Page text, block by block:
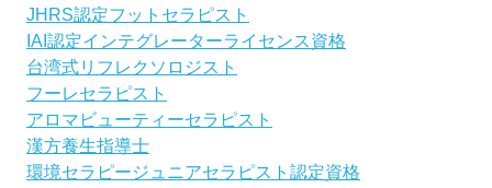
JHRS認定フットセラピスト
IAI認定インテグレーターライセンス資格
台湾式リフレクソロジスト
フーレセラピスト
アロマビューティーセラピスト
漢方養生指導士
環境セラピージュニアセラピスト認定資格